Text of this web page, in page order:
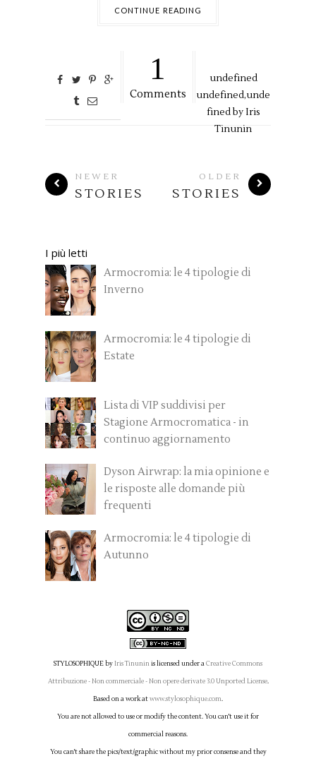
CONTINUE READING
1
Comments
undefined
undefined,unde
fined byIris
Tinunin
NEWER
STORIES
OLDER
STORIES
I più letti
Armocromia: le 4 tipologie di
Inverno
Armocromia: le 4 tipologie di
Estate
Lista di VIP suddivisi per
Stagione Armocromatica - in
continuo aggiornamento
Dyson Airwrap: la mia opinione e
le risposte alle domande più
frequenti
Armocromia: le 4 tipologie di
Autunno
STYLOSOPHIQUE byIris Tinuninis licensed under aCreative Commons
Attribuzione - Non commerciale - Non opere derivate 3.0 Unported License.
Based on a work atwww.stylosophique.com.
You are not allowed to use or modify the content. You can't use it for
commercial reasons.
You can't share the pics/text/graphic without my prior consense and they